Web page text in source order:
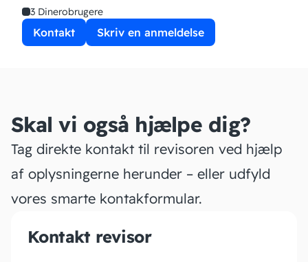
3 Dinerobrugere
Kontakt Skriv en anmeldelse
Skal vi også hjælpe dig?
Tag direkte kontakt til revisoren ved hjælp
af oplysningerne herunder – eller udfyld
vores smarte kontakformular.
Kontakt revisor